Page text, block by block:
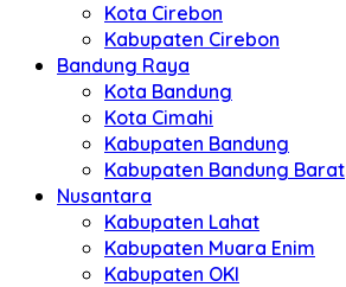
Kota Cirebon
Kabupaten Cirebon
Bandung Raya
Kota Bandung
Kota Cimahi
Kabupaten Bandung
Kabupaten Bandung Barat
Nusantara
Kabupaten Lahat
Kabupaten Muara Enim
Kabupaten OKI